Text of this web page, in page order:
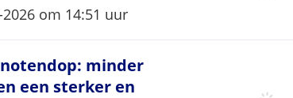
op
2026 om 14:51 uur
minder woninginbraken,
minder
een sterker en